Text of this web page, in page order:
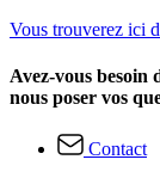
Vous trouverez ici
Avez-vous besoin
nous poser vos
Contact